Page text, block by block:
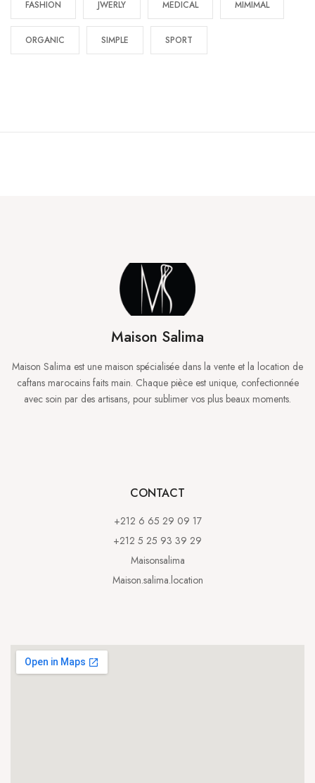
FASHION JWERLY MEDICAL MIMIMAL
ORGANIC SIMPLE SPORT
Maison Salima
Maison Salima est une maison spécialisée dans la vente et la location de
caftans marocains faits main. Chaque pièce est unique, confectionnée
avec soin par des artisans, pour sublimer vos plus beaux moments.
CONTACT
+212 6 65 29 09 17
+212 5 25 93 39 29
Maisonsalima
Maison.salima.location